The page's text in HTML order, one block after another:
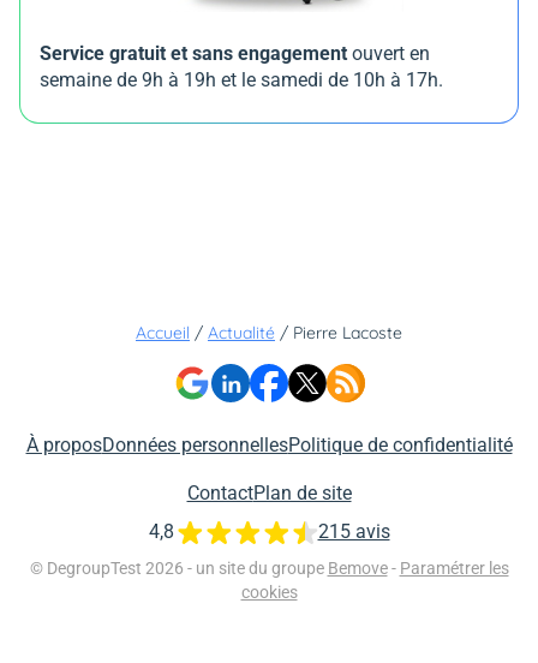
Service gratuit et sans engagement ouvert en
semaine de 9h à 19h et le samedi de 10h à 17h.
Accueil / Actualité / Pierre Lacoste
À proposDonnées personnellesPolitique de confidentialité
ContactPlan de site
© DegroupTest 2026 - un site du groupe Bemove - Paramétrer les
cookies
4,8 215 avis